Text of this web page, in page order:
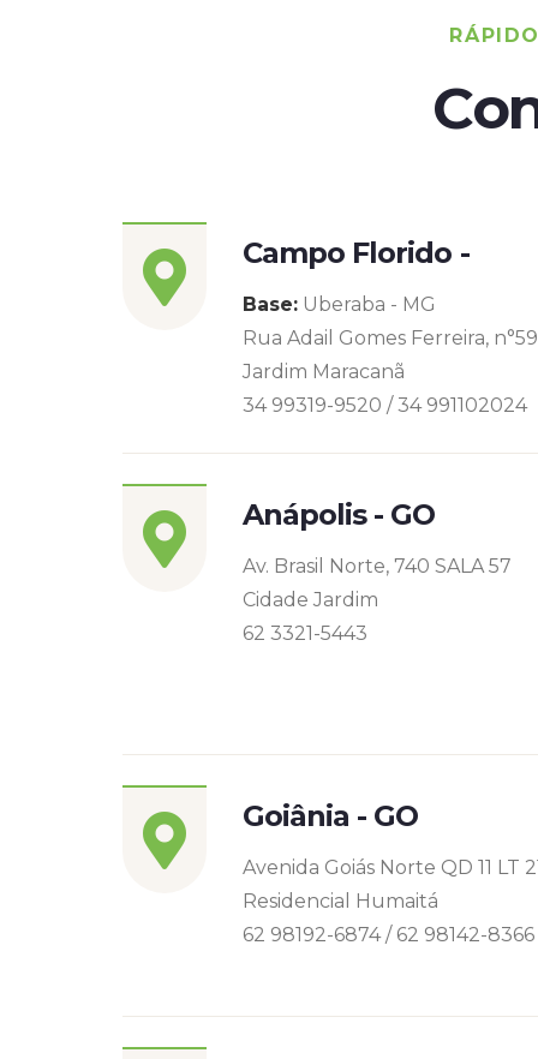
Campo Florido -
Base: Uberaba - MG
Rua Adail Gomes Ferreira,
Jardim Maracanã
34 99319-9520 / 34 991102024
Anápolis - GO
Av. Brasil Norte, 740 SALA 57
Cidade Jardim
62 3321-5443
Goiânia - GO
Avenida Goiás Norte QD 11 LT
Residencial Humaitá
62 98192-6874 / 62 98142-8366